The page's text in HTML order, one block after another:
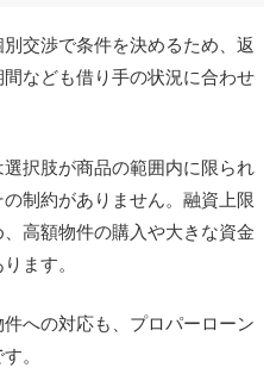
交渉で条件を決めるため、返
なども借り手の状況に合わせ
択肢が商品の範囲内に限られ
制約がありません。融資上限
高額物件の購入や大きな資金
ます。
への対応も、プロパーローン
。